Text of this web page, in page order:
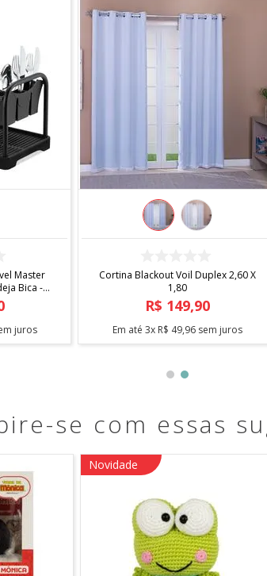
1,40
juros
Fita Antiderrapante Para Tapetes
1,20m
R$ 12,90
Em até 1x R$ 12,90sem juros
se com essas
Novidade